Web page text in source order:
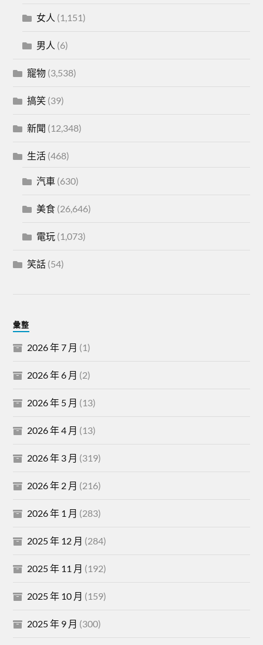
女人 (1,151)
男人 (6)
寵物 (3,538)
搞笑 (39)
新聞 (12,348)
生活 (468)
汽車 (630)
美食 (26,646)
電玩 (1,073)
笑話 (54)
彙整
2026 年 7 月 (1)
2026 年 6 月 (2)
2026 年 5 月 (13)
2026 年 4 月 (13)
2026 年 3 月 (319)
2026 年 2 月 (216)
2026 年 1 月 (283)
2025 年 12 月 (284)
2025 年 11 月 (192)
2025 年 10 月 (159)
2025 年 9 月 (300)